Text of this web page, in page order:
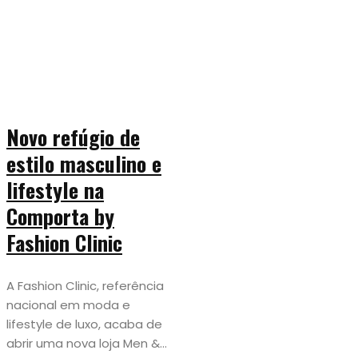
Novo refúgio de
estilo masculino e
lifestyle na
Comporta by
Fashion Clinic
A Fashion Clinic, referência
nacional em moda e
lifestyle de luxo, acaba de
abrir uma nova loja Men &...